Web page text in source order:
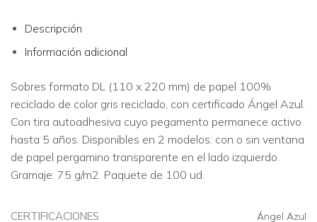
Descripción
Información adicional
Sobres formato DL (110 x 220 mm) de papel 100%
reciclado de color gris reciclado, con certificado Ángel Azul.
Con tira autoadhesiva cuyo pegamento permanece activo
hasta 5 años. Disponibles en 2 modelos: con o sin ventana
de papel pergamino transparente en el lado izquierdo.
Gramaje: 75 g/m2. Paquete de 100 ud.
CERTIFICACIONES Ángel Azul